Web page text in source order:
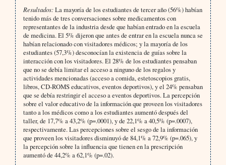
Resultados:La mayoría de los estudiantes de tercer año (56%) habían
tenido más de tres conversaciones sobre medicamentos con
representantes de la industria desde que habían entrado en la escuela
de medicina. El 5% dijeron que antes de entrar en la escuela nunca se
habían relacionado con visitadores médicos; y la mayoría de los
estudiantes (57,3%) desconocían la existencia de guías sobre la
interacción con los visitadores. El 28% de los estudiantes pensaban
que no se debía limitar el acceso a ninguno de los regalos y
actividades mencionadas (acceso a comida, estetoscopios gratis,
libros, CD-ROMS educativos, eventos deportivos), y el 24% pensaban
que se debía restringir el acceso a eventos deportivos. La percepción
sobre el valor educativo de la información que proveen los visitadores
tanto a los médicos como a los estudiantes aumentó después del
taller, de 17,7% a 43,2% (p=.0001), y de 22,1% a 40,5% (p=.0007),
respectivamente. Las percepciones sobre el sesgo de la información
que proveen los visitadores disminuyó de 84,1% a 72,9% (p=.065), y
la percepción sobre la influencia que tienen en la prescripción
aumentó de 44,2% a 62,1% (p=.02).